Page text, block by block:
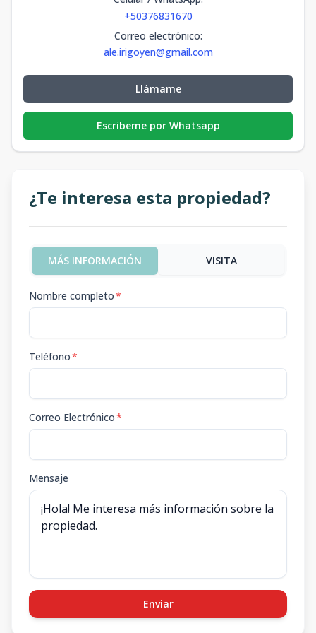
+50376831670
Correo electrónico:
ale.irigoyen@gmail.com
Llámame
Escribeme por Whatsapp
¿Te interesa esta propiedad?
MÁS INFORMACIÓN VISITA
Nombre completo*
Teléfono*
Correo Electrónico*
Mensaje
Enviar